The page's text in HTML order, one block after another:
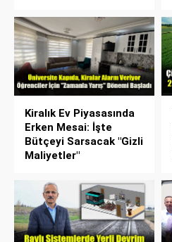
Kiralık Ev Piyasasında
Erken Mesai: İşte
Bütçeyi Sarsacak "Gizli
Maliyetler"